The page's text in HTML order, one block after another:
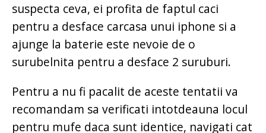
suspecta ceva, ei profita de faptul caci
pentru a desface carcasa unui iphone si a
ajunge la baterie este nevoie de o
surubelnita pentru a desface 2 suruburi.
Pentru a nu fi pacalit de aceste tentatii va
recomandam sa verificati intotdeauna locul
pentru mufe daca sunt identice, navigati cat